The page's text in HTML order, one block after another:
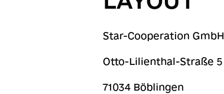
Star-Cooperation GmbH
Otto-Lilienthal-Straße 5
71034 Böblingen